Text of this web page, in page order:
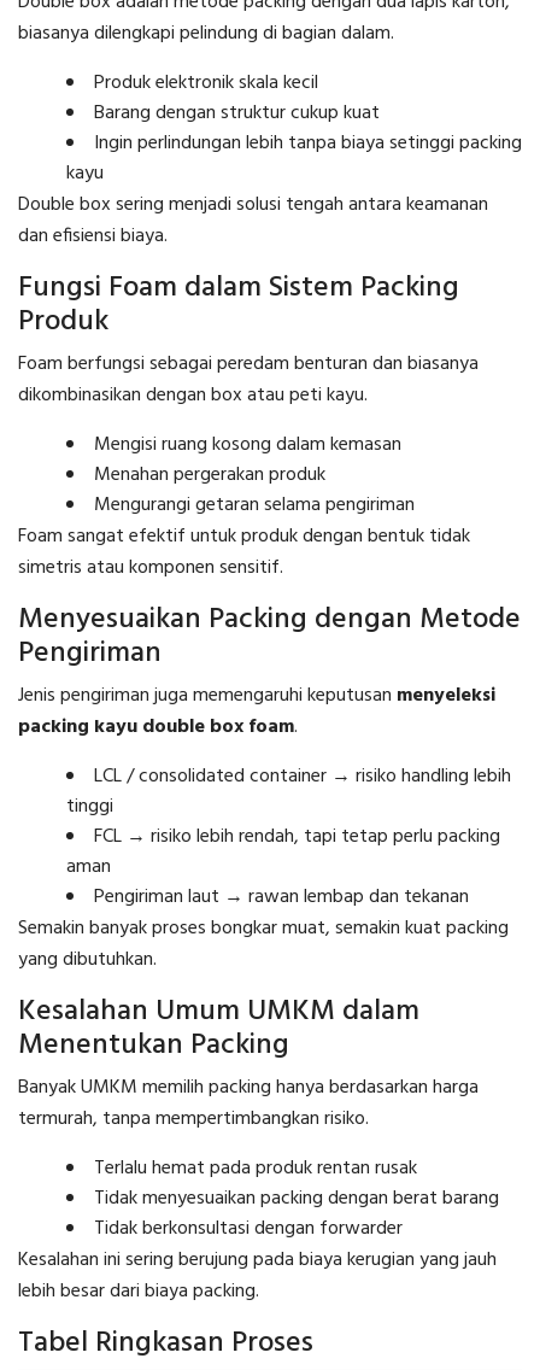
biasanya dilengkapi pelindung di bagian dalam.
Produk elektronik skala kecil
Barang dengan struktur cukup kuat
Ingin perlindungan lebih tanpa biaya setinggi packing
kayu
Double box sering menjadi solusi tengah antara keamanan
dan efisiensi biaya.
Fungsi Foam dalam Sistem Packing
Produk
Foam berfungsi sebagai peredam benturan dan biasanya
dikombinasikan dengan box atau peti kayu.
Mengisi ruang kosong dalam kemasan
Menahan pergerakan produk
Mengurangi getaran selama pengiriman
Foam sangat efektif untuk produk dengan bentuk tidak
simetris atau komponen sensitif.
Menyesuaikan Packing dengan Metode
Pengiriman
Jenis pengiriman juga memengaruhi keputusan menyeleksi
packing kayu double box foam.
LCL / consolidated container → risiko handling lebih
tinggi
FCL → risiko lebih rendah, tapi tetap perlu packing
aman
Pengiriman laut → rawan lembap dan tekanan
Semakin banyak proses bongkar muat, semakin kuat packing
yang dibutuhkan.
Kesalahan Umum UMKM dalam
Menentukan Packing
Banyak UMKM memilih packing hanya berdasarkan harga
termurah, tanpa mempertimbangkan risiko.
Terlalu hemat pada produk rentan rusak
Tidak menyesuaikan packing dengan berat barang
Tidak berkonsultasi dengan forwarder
Kesalahan ini sering berujung pada biaya kerugian yang jauh
lebih besar dari biaya packing.
Tabel Ringkasan Proses